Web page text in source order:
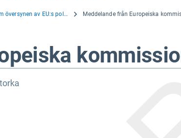
Betänkande om översynen av EU:s politik för vattenbrist och torka